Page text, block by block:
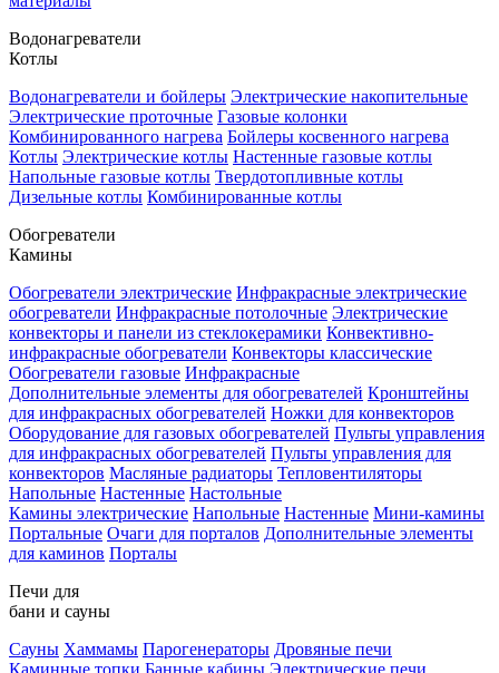
Водонагреватели
Котлы
Водонагреватели и бойлеры Электрические накопительные
Электрические проточные Газовые колонки
Комбинированного нагрева Бойлеры косвенного нагрева
Котлы Электрические котлы Настенные газовые котлы
Напольные газовые котлы Твердотопливные котлы
Дизельные котлы Комбинированные котлы
Обогреватели
Камины
Обогреватели электрические Инфракрасные электрические
обогреватели Инфракрасные потолочные Электрические
конвекторы и панели из стеклокерамики Конвективно-
инфракрасные обогреватели Конвекторы классические
Обогреватели газовые Инфракрасные
Дополнительные элементы для обогревателей Кронштейны
для инфракрасных обогревателей Ножки для конвекторов
Оборудование для газовых обогревателей Пульты управления
для инфракрасных обогревателей Пульты управления для
конвекторов Масляные радиаторы Тепловентиляторы
Напольные Настенные Настольные
Камины электрические Напольные Настенные Мини-камины
Портальные Очаги для порталов Дополнительные элементы
для каминов Порталы
Печи для
бани и сауны
Сауны Хаммамы Парогенераторы Дровяные печи
Каминные топки Банные кабины Электрические печи